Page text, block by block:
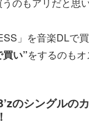
のもアリだと思い
」を音楽DLで
買い”をするのもオ
のシングルの